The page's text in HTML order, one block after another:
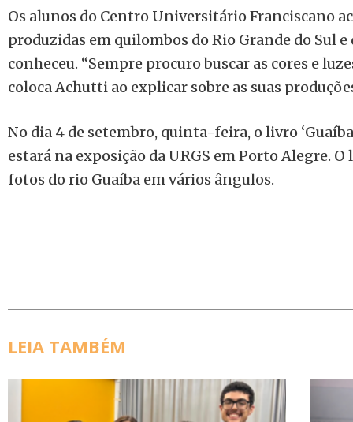
Os alunos do Centro Universitário Franciscano
produzidas em quilombos do Rio Grande do Sul
conheceu. “Sempre procuro buscar as cores e
coloca Achutti ao explicar sobre as suas
No dia 4 de setembro, quinta-feira, o livro
estará na exposição da URGS em Porto Alegre.
fotos do rio Guaíba em vários ângulos.
LEIA TAMBÉM